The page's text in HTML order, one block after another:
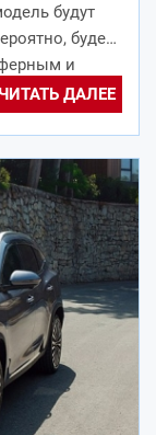
будут
будет
и
ЧИТАТЬ ДАЛЕЕ